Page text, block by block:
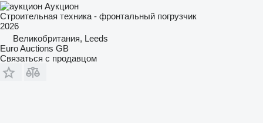
Аукцион
Строительная техника - фронтальный погрузчик
2026
Великобритания, Leeds
Euro Auctions GB
Связаться с продавцом